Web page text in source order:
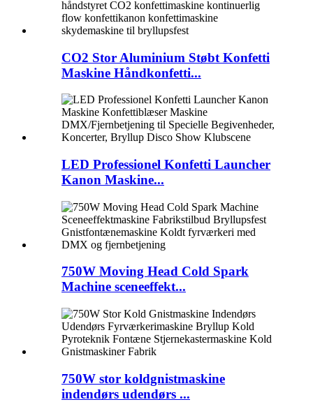
CO2 Stor Aluminium Støbt Konfetti
Maskine Håndkonfetti...
LED Professionel Konfetti Launcher
Kanon Maskine...
750W Moving Head Cold Spark
Machine sceneeffekt...
750W stor koldgnistmaskine
indendørs udendørs ...